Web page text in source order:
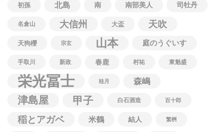
初孫 北島 南 南部美人 司牡丹
名倉山 大信州 大盃 天吹
天狗櫻 宗玄 山本 庭のうぐいす
手取川 新政 春鹿 村祐 東魁盛
栄光冨士 桂月 森嶋
津島屋 甲子 白石酒造 百十郎
稲とアガベ 米鶴 結人 繁桝